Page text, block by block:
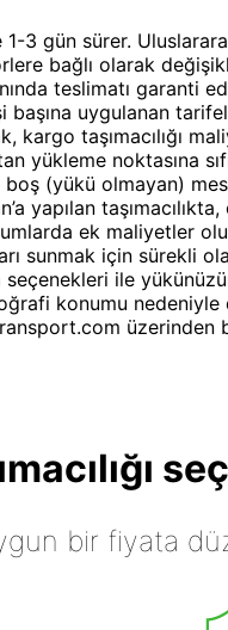
3 gün sürer.
bağlı olarak
teslimatı garanti
uygulanan
kargo taşımacılığı
yükleme noktasına
boş (yükü olmayan)
yapılan
ek maliyetler
sunmak için sürekli
seçenekleri ile
konumu nedeniyle
üzerinden
uygun bir fiyata